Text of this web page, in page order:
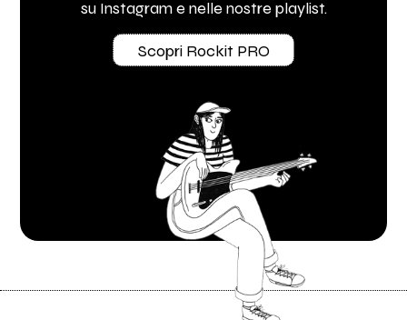
su Instagram e nelle nostre playlist.
Scopri Rockit PRO